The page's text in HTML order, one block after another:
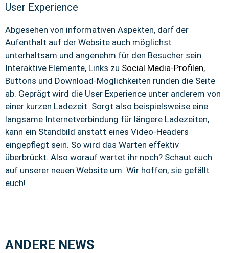
User Experience
Abgesehen von informativen Aspekten, darf der
Aufenthalt auf der Website auch möglichst
unterhaltsam und angenehm für den Besucher sein.
Interaktive Elemente, Links zu Social Media-Profilen,
Buttons und Download-Möglichkeiten runden die Seite
ab. Geprägt wird die User Experience unter anderem von
einer kurzen Ladezeit. Sorgt also beispielsweise eine
langsame Internetverbindung für längere Ladezeiten,
kann ein Standbild anstatt eines Video-Headers
eingepflegt sein. So wird das Warten effektiv
überbrückt. Also worauf wartet ihr noch? Schaut euch
auf unserer neuen Website um. Wir hoffen, sie gefällt
euch!
ANDERE NEWS